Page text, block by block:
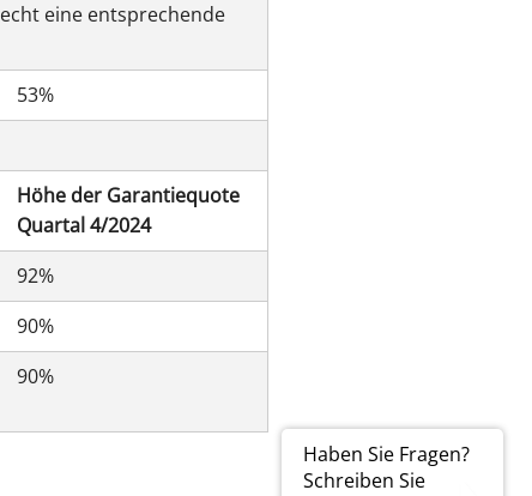
Haben Sie Fragen?
Schreiben Sie
eine entsprechende
53%
Höhe der Garantiequote
Quartal 4/2024
92%
90%
90%